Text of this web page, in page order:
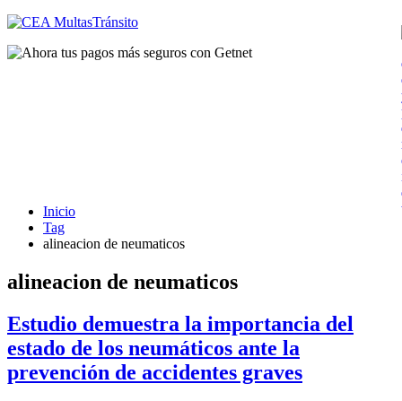
Inicio
Tag
alineacion de neumaticos
alineacion de neumaticos
Estudio demuestra la importancia del
estado de los neumáticos ante la
prevención de accidentes graves